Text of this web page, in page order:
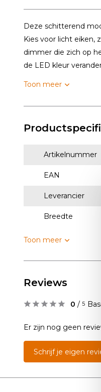
Deze schitterend
Kies voor licht
dimmer die zich op
de LED kleur
Toon meer
Artikelnummer
EAN
Leverancier
Breedte
Toon meer
Reviews
0 / 5
Er zijn nog geen
Schrijf je eigen